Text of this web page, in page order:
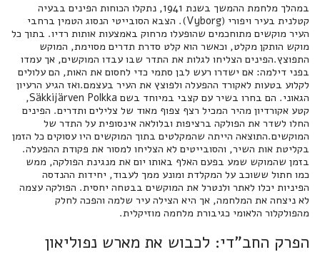
במהלך מלחמת ההמשך בשנת 1941, נתקלו הכוחות הפינים בבעיה
קטלנית בעיר ויפורי (Vyborg). הצבא הסובייטי הנסוג הטמין ברחבי
העיר מוקשים מתוחכמים שהופעלו מרחוק באמצעות אותות רדיו. בתוך כל
מוקש הותקן מקלט, וכאשר הוא קלט סדרת תדרים מסוימת, המוקש
התפוצץ.הפינים הצליחו לגלות את התדר שבו עבדו המוקשים, אך עמדו
בפני דילמה: אם ישדרו רעש לבן סתמי כדי לחסום את האות, הם עלולים
לקלוע בטעות לאקורד ההפעלה ולפוצץ את העיר בעצמם.ואז הגיע הרעיון
הגאוני. הם בחרו בשיר עם קצבי במיוחד בשם Säkkijärven Polkka,
קטע אקורדיון מהיר המכיל רצף צפוף מאוד של צלילים ותדרים. הפינים
החלו לשדר את הפולקה ברציפות ובלולאה אינסופית על התדר של
המוקשים.התוצאה הייתה שהמקלטים בתוך המוקשים היו עסוקים כל הזמן
בקליטת אות השיר, והסובייטים לא הצליחו למסור את פקודת ההפעלה.
בזמן שהמוקש שמע בפעם האלף באותו יום את מנגינת הפולקה, ממש
כמו חתול ששוכב על המקלדת ומונע ממך לעבוד, יחידות ההנדסה
הפיניות יכלו לאתר ולנטרל את המוקשים בבטחה יחסית. הפולקה עצמה
לא ניצחה את המלחמה, אך היא הצילה עיר שלמה והפכה לחלק
מהפולקלור הלאומי כגיבורת מלחמה מוזיקלית.
הפרק החב"די: לכבוש את מארש נפוליאון